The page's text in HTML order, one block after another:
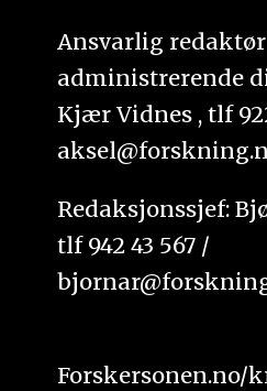
Ansvarlig
administrerende
Kjær Vidnes , tlf
Redaksjonssjef:
tlf 942 43 567 /
Forskersonen.no/